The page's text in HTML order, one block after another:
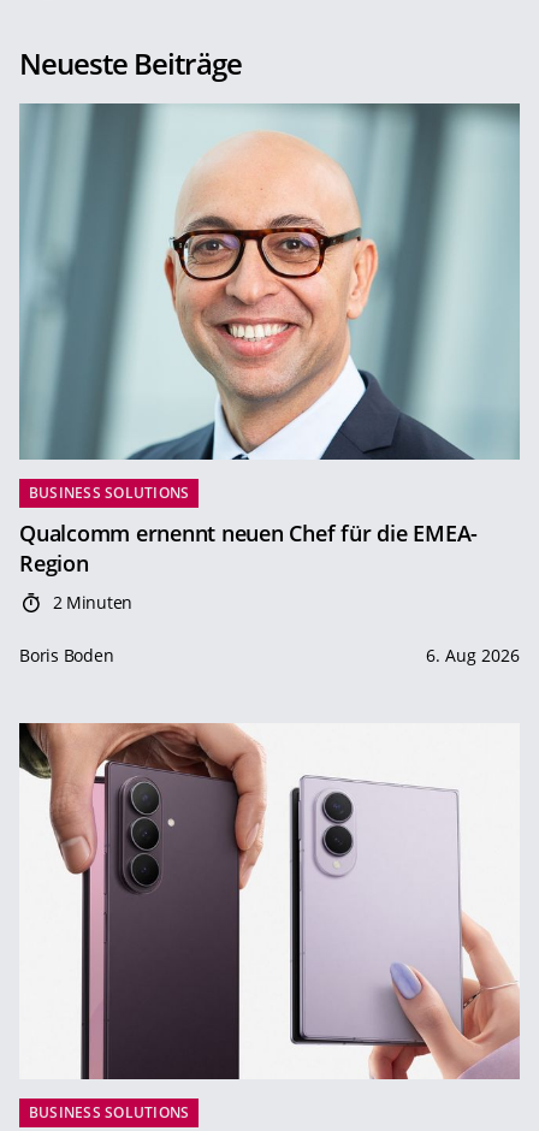
Neueste Beiträge
BUSINESS SOLUTIONS
Qualcomm ernennt neuen Chef für die EMEA-
Region
2 Minuten
Boris Boden 6. Aug 2026
BUSINESS SOLUTIONS